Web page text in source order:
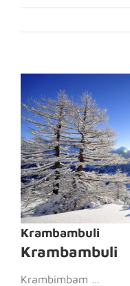
grösseres
Bild
Krambambuli
Krambambuli
Krambimbam …